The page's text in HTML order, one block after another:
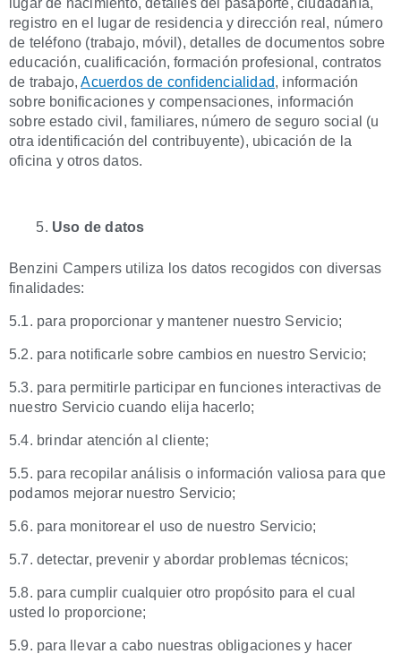
lugar de nacimiento, detalles del pasaporte, ciudadanía,
registro en el lugar de residencia y dirección real, número
de teléfono (trabajo, móvil), detalles de documentos sobre
educación, cualificación, formación profesional, contratos
de trabajo,Acuerdos de confidencialidad, información
sobre bonificaciones y compensaciones, información
sobre estado civil, familiares, número de seguro social (u
otra identificación del contribuyente), ubicación de la
oficina y otros datos.
Uso de datos
Benzini Campers utiliza los datos recogidos con diversas
finalidades:
5.1. para proporcionar y mantener nuestro Servicio;
5.2. para notificarle sobre cambios en nuestro Servicio;
5.3. para permitirle participar en funciones interactivas de
nuestro Servicio cuando elija hacerlo;
5.4. brindar atención al cliente;
5.5. para recopilar análisis o información valiosa para que
podamos mejorar nuestro Servicio;
5.6. para monitorear el uso de nuestro Servicio;
5.7. detectar, prevenir y abordar problemas técnicos;
5.8. para cumplir cualquier otro propósito para el cual
usted lo proporcione;
5.9. para llevar a cabo nuestras obligaciones y hacer